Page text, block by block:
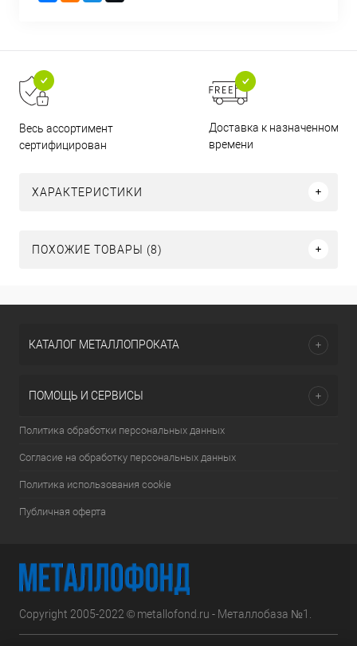
Весь ассортимент
сертифицирован
Доставка к назначенному
времени
ХАРАКТЕРИСТИКИ
ПОХОЖИЕ ТОВАРЫ (8)
КАТАЛОГ МЕТАЛЛОПРОКАТА
ПОМОЩЬ И СЕРВИСЫ
Политика обработки персональных данных
Согласие на обработку персональных данных
Политика использования cookie
Публичная оферта
Copyright 2005-2022 © metallofond.ru - Металлобаза №1.